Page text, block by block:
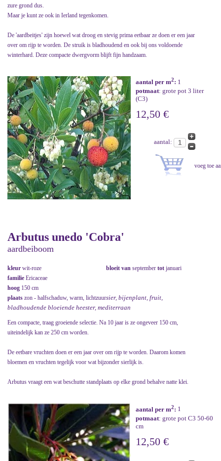
zure grond dus.
Maar je kunt ze ook in Ierland tegenkomen.
De 'aardbeitjes' zijn hoewel wat droog en stevig prima eetbaar ze doen er een jaar
over om rijp te worden. De struik is bladhoudend en ook bij ons voldoende
winterhard. Deze compacte dwergvorm blijft fijn handzaam.
aantal per m2: 1
potmaat: grote pot 3 liter
(C3)
12,50 €
aantal:
Arbutus unedo 'Cobra'
aardbeiboom
kleur wit-roze bloeit van september tot januari
familie Ericaceae
hoog 150 cm
plaats zon - halfschaduw, warm, lichtzuursier, bijenplant, fruit,
bladhoudende bloeiende heester, mediterraan
Een compacte, traag groeiende selectie. Na 10 jaar is ze ongeveer 150 cm,
uiteindelijk kan ze 250 cm worden.
De eetbare vruchten doen er een jaar over om rijp te worden. Daarom komen
bloemen en vruchten tegelijk voor wat bijzonder sierlijk is.
Arbutus vraagt een wat beschutte standplaats op elke grond behalve natte klei.
aantal per m2: 1
potmaat: grote pot C3 50-60
cm
12,50 €